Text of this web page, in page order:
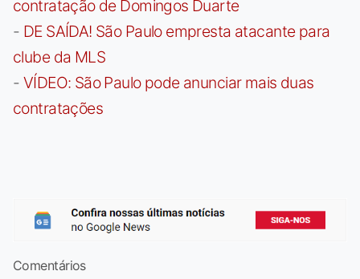
contratação de Domingos Duarte
- DE SAÍDA! São Paulo empresta atacante para
clube da MLS
- VÍDEO: São Paulo pode anunciar mais duas
contratações
Comentários